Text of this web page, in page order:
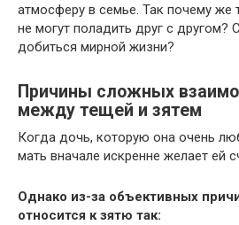
атмосферу в семье. Так почему же
не могут поладить друг с другом?
добиться мирной жизни?
Причины сложных
между тещей и зятем
Когда дочь, которую она очень
мать вначале искренне желает ей
Однако из-за объективных
относится к зятю так: